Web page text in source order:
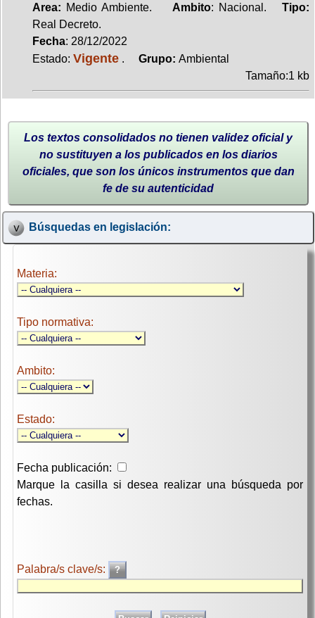
Area: Medio Ambiente. Ambito: Nacional.Tipo:
Real Decreto.
Fecha: 28/12/2022
Estado: Vigente . Grupo: Ambiental
Tamaño:1 kb
Los textos consolidados no tienen validez oficial y
no sustituyen a los publicados en los diarios
oficiales, que son los únicos instrumentos que dan
fe de su autenticidad
Búsquedas en legislación:
Materia:
Tipo normativa:
Ambito:
Estado:
Fecha publicación:
Marque la casilla si desea realizar una búsqueda por
fechas.
Palabra/s clave/s: